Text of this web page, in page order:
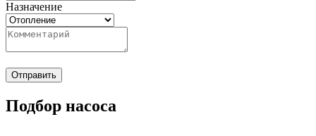
Назначение
Отправить
Подбор насоса